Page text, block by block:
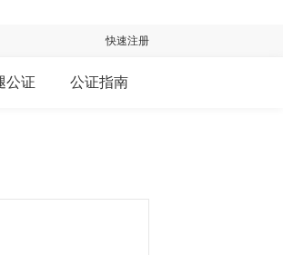
快速注册
公证 公证指南